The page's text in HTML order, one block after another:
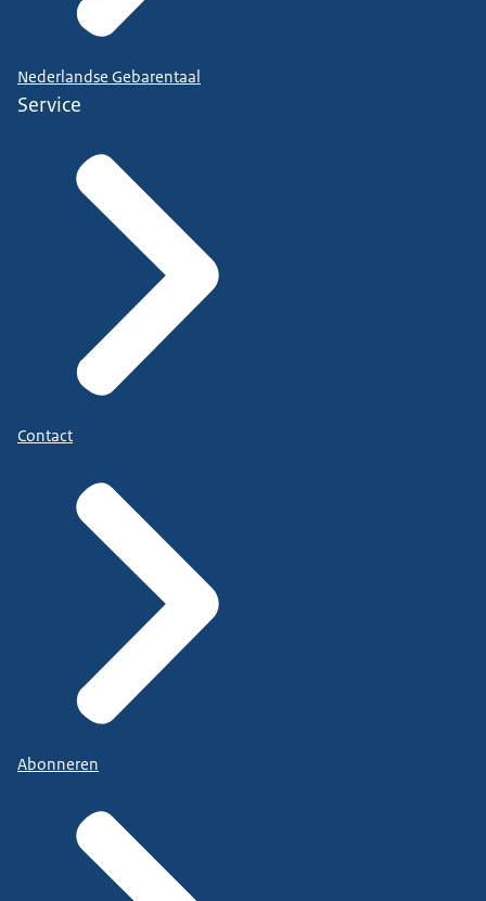
Nederlandse Gebarentaal
Service
Contact
Abonneren